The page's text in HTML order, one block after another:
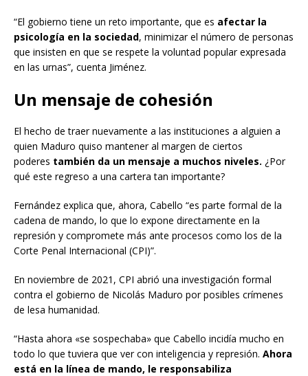
“El gobierno tiene un reto importante, que es afectar la
psicología en la sociedad, minimizar el número de personas
que insisten en que se respete la voluntad popular expresada
en las urnas”, cuenta Jiménez.
Un mensaje de cohesión
El hecho de traer nuevamente a las instituciones a alguien a
quien Maduro quiso mantener al margen de ciertos
poderes también da un mensaje a muchos niveles. ¿Por
qué este regreso a una cartera tan importante?
Fernández explica que, ahora, Cabello “es parte formal de la
cadena de mando, lo que lo expone directamente en la
represión y compromete más ante procesos como los de la
Corte Penal Internacional (CPI)”.
En noviembre de 2021, CPI abrió una investigación formal
contra el gobierno de Nicolás Maduro por posibles crímenes
de lesa humanidad.
“Hasta ahora «se sospechaba» que Cabello incidía mucho en
todo lo que tuviera que ver con inteligencia y represión. Ahora
está en la línea de mando, le responsabiliza